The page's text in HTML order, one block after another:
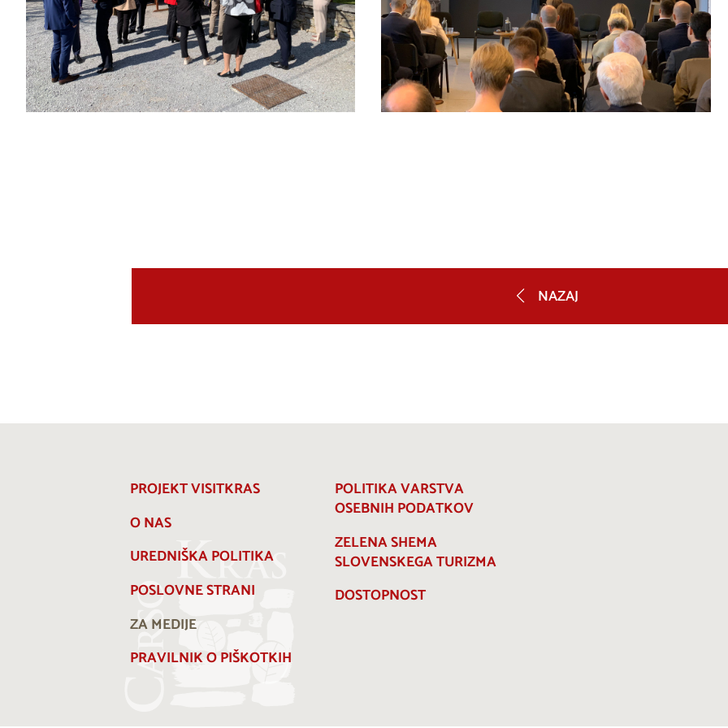
NAZAJ
PROJEKT VISITKRAS
O NAS
UREDNIŠKA POLITIKA
POSLOVNE STRANI
ZA MEDIJE
PRAVILNIK O PIŠKOTKIH
POLITIKA VARSTVA
OSEBNIH PODATKOV
ZELENA SHEMA
SLOVENSKEGA TURIZMA
DOSTOPNOST